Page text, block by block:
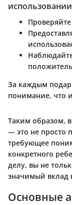
использовании
За каждым
понимание, что
Таким образом,
— это не просто
требующее
конкретного
делу, вы не
значимый вклад
Основные